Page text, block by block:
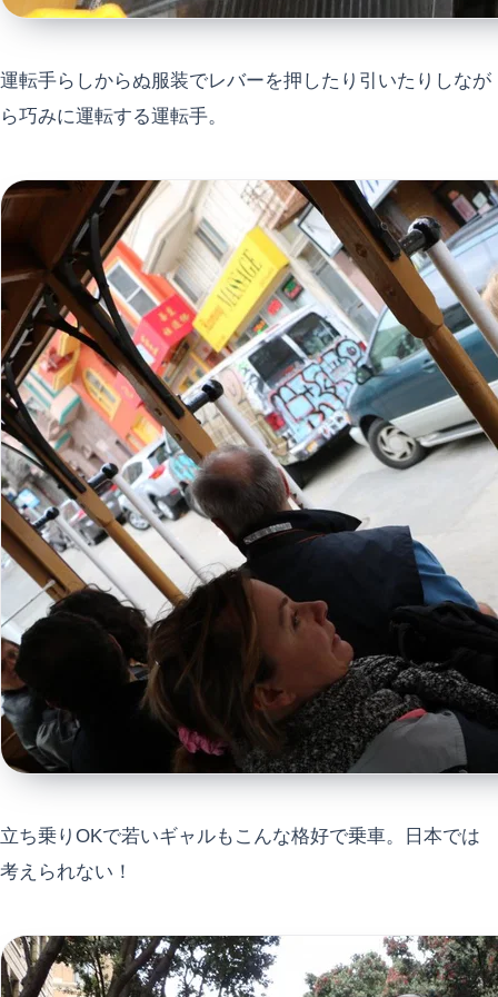
運転手らしからぬ服装でレバーを押したり引いたりしなが
ら巧みに運転する運転手。
立ち乗りOKで若いギャルもこんな格好で乗車。日本では
考えられない！